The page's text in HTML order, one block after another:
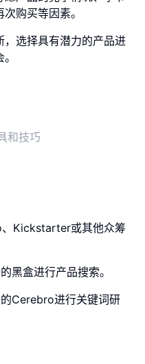
购买等因素。
选择具有潜力的产品进
和技巧
Kickstarter或其他众筹
黑盒进行产品搜索。
Cerebro进行关键词研